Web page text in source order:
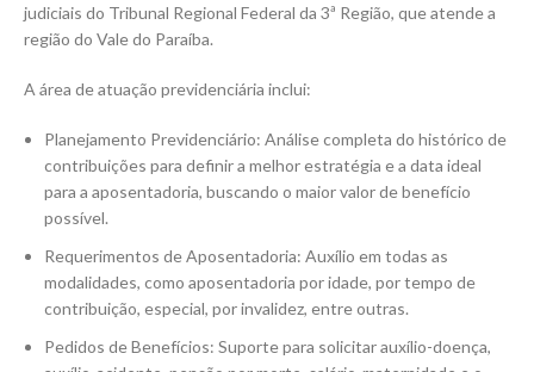
judiciais do Tribunal Regional Federal da 3ª Região, que atende a
região do Vale do Paraíba.
A área de atuação previdenciária inclui:
Planejamento Previdenciário: Análise completa do histórico de
contribuições para definir a melhor estratégia e a data ideal
para a aposentadoria, buscando o maior valor de benefício
possível.
Requerimentos de Aposentadoria: Auxílio em todas as
modalidades, como aposentadoria por idade, por tempo de
contribuição, especial, por invalidez, entre outras.
Pedidos de Benefícios: Suporte para solicitar auxílio-doença,